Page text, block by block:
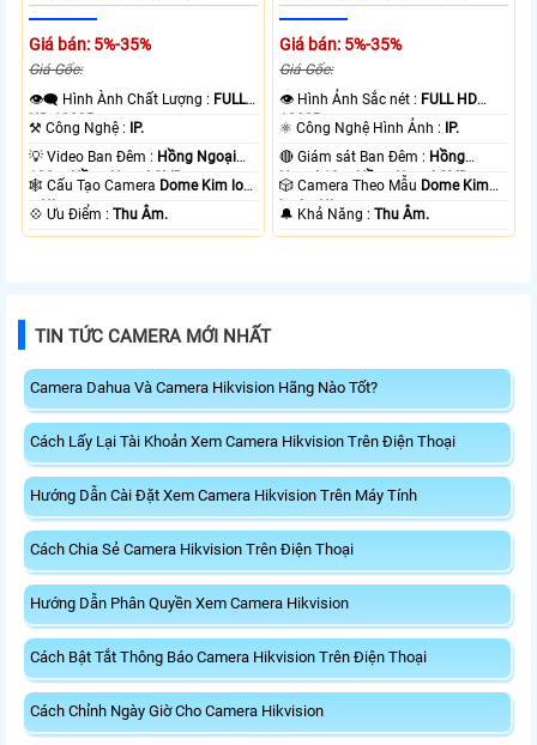
Giá bán: 5%-35%
Giá Gốc:
👁️‍🗨 Hình Ành Chất Lượng : FULL
HD 1080P .
⚒ Công Nghệ :
IP.
💡 Video Ban Đêm : Hồng Ngoại
100m Hồng Ngoại SMD.
🕸️ Cấu Tạo Camera Dome Kim loại
+ Nhựa.
️💠 Ưu Điểm :Thu Âm.
Giá bán: 5%-35%
Giá Gốc:
👁 Hình Ảnh Sắc nét : FULL HD
1080P .
⚛️ Công Nghệ Hình Ảnh :
IP.
🔴 Giám sát Ban Đêm : Hồng
Ngoại 10m Hồng Ngoại SMD.
🎲 Camera Theo Mẫu Dome Kim
loại + Nhựa.
️🔔 Khả Năng :Thu Âm.
TIN TỨC CAMERA MỚI NHẤT
Camera Dahua Và Camera Hikvision Hãng Nào Tốt?
Cách Lấy Lại Tài Khoản Xem Camera Hikvision Trên Điện Thoại
Hướng Dẫn Cài Đặt Xem Camera Hikvision Trên Máy Tính
Cách Chia Sẻ Camera Hikvision Trên Điện Thoại
Hướng Dẫn Phân Quyền Xem Camera Hikvision
Cách Bật Tắt Thông Báo Camera Hikvision Trên Điện Thoại
Cách Chỉnh Ngày Giờ Cho Camera Hikvision